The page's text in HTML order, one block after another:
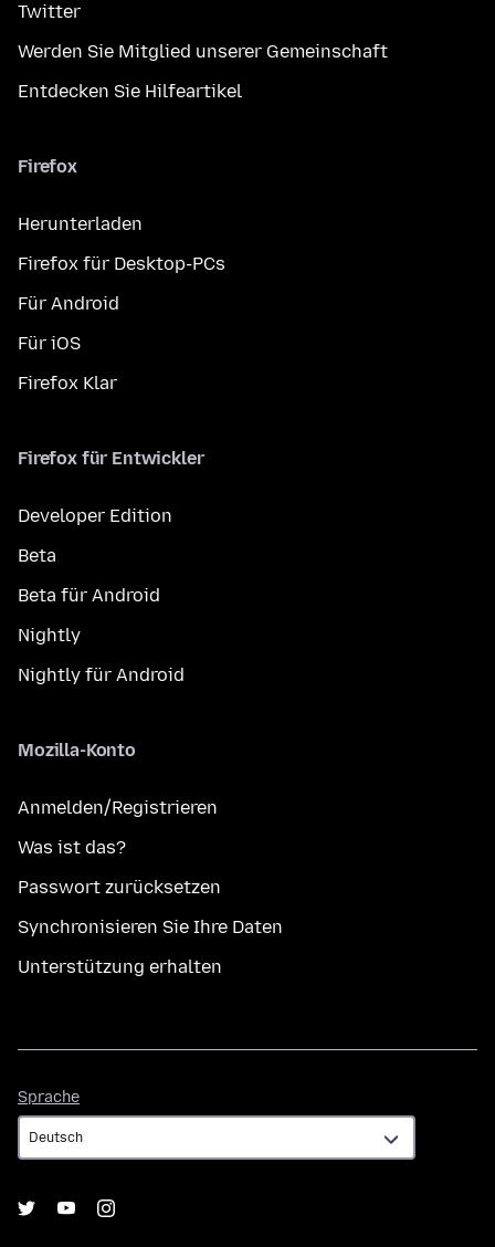
Twitter
Werden Sie Mitglied unserer Gemeinschaft
Entdecken Sie Hilfeartikel
Firefox
Herunterladen
Firefox für Desktop-PCs
Für Android
Für iOS
Firefox Klar
Firefox für Entwickler
Developer Edition
Beta
Beta für Android
Nightly
Nightly für Android
Mozilla-Konto
Anmelden/Registrieren
Was ist das?
Passwort zurücksetzen
Synchronisieren Sie Ihre Daten
Unterstützung erhalten
Sprache